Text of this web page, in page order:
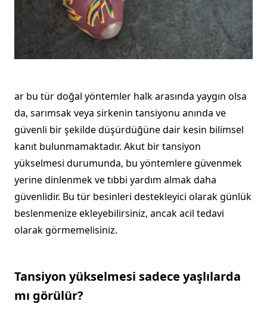
ar bu tür doğal yöntemler halk arasında yaygın olsa
da, sarımsak veya sirkenin tansiyonu anında ve
güvenli bir şekilde düşürdüğüne dair kesin bilimsel
kanıt bulunmamaktadır. Akut bir tansiyon
yükselmesi durumunda, bu yöntemlere güvenmek
yerine dinlenmek ve tıbbi yardım almak daha
güvenlidir. Bu tür besinleri destekleyici olarak günlük
beslenmenize ekleyebilirsiniz, ancak acil tedavi
olarak görmemelisiniz.
Tansiyon yükselmesi sadece yaşlılarda
mı görülür?